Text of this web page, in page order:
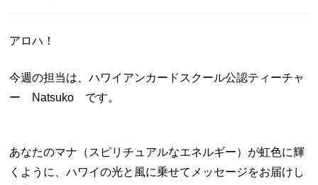
アロハ！
今週の担当は、ハワイアンカードスクール公認ティーチャ
ー Natsuko です。
あなたのマナ（スピリチュアルなエネルギー）が虹色に輝
くように、ハワイの光と風に乗せてメッセージをお届けし